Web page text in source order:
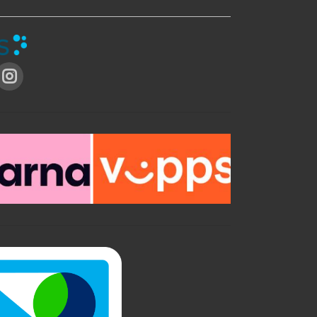
Spraymaling er utrolig enkelt!
favorittfarge i vårt store fargeutvalg. Spray